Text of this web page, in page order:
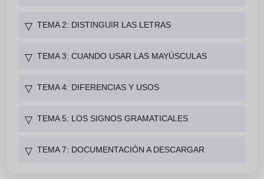
▽ TEMA 2: DISTINGUIR LAS LETRAS
▽ TEMA 3: CUANDO USAR LAS MAYÚSCULAS
▽ TEMA 4: DIFERENCIAS Y USOS
▽ TEMA 5: LOS SIGNOS GRAMATICALES
▽ TEMA 7: DOCUMENTACIÓN A DESCARGAR